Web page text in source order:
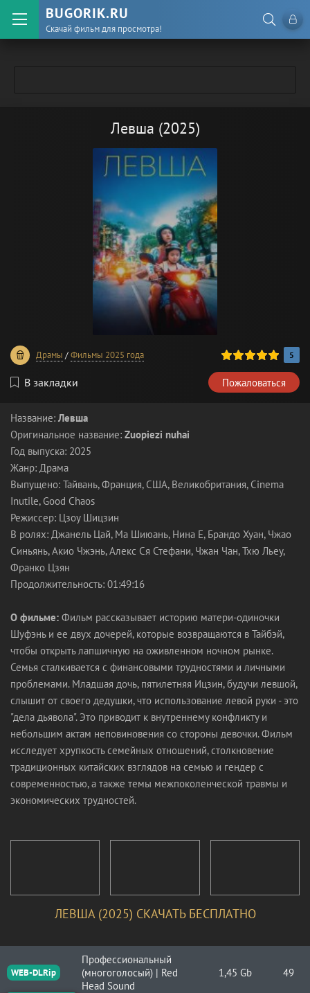
BUGORIK.RU
Скачай фильм для просмотра!
Левша (2025)
Драмы /Фильмы 2025 года
100 5
В закладки Пожаловаться
Название: Левша
Оригинальное название: Zuopiezi nuhai
Год выпуска: 2025
Жанр: Драма
Выпущено: Тайвань, Франция, США, Великобритания, Cinema
Inutile, Good Chaos
Режиссер: Цзоу Шицзин
В ролях: Джанель Цай, Ма Шиюань, Нина Е, Брандо Хуан, Чжао
Синьянь, Акио Чжэнь, Алекс Ся Стефани, Чжан Чан, Тхю Льеу,
Франко Цзян
Продолжительность: 01:49:16
О фильме: Фильм рассказывает историю матери-одиночки
Шуфэнь и ее двух дочерей, которые возвращаются в Тайбэй,
чтобы открыть лапшичную на оживленном ночном рынке.
Семья сталкивается с финансовыми трудностями и личными
проблемами. Младшая дочь, пятилетняя Ицзин, будучи левшой,
слышит от своего дедушки, что использование левой руки - это
"дела дьявола". Это приводит к внутреннему конфликту и
небольшим актам неповиновения со стороны девочки. Фильм
исследует хрупкость семейных отношений, столкновение
традиционных китайских взглядов на семью и гендер с
современностью, а также темы межпоколенческой травмы и
экономических трудностей.
ЛЕВША (2025) СКАЧАТЬ БЕСПЛАТНО
WEB-DLRip
Профессиональный
(многоголосый) | Red
Head Sound
1,45 Gb 49